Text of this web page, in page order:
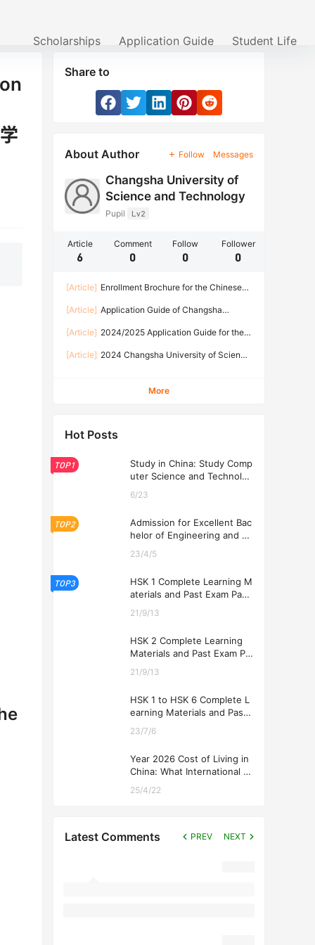
Scholarships Application Guide Student Life
Share to
About Author Follow Messages
Changsha University of
Science and Technology
Pupil Lv2
Article
6
Comment
0
Follow
0
Follower
0
[Article] Enrollment Brochure for the Chinese
Program at Changsha University of Science
and Technology for the Academic Year 2026-
[Article] Application Guide of Changsha
International Students in Autumn 2026
[Article] 2024/2025 Application Guide for the
Chinese Government Scholarship at Changsha
2024/2025学年中国政府奖学金“高水平研究
[Article] 2024 Changsha University of Science
Countries along the “the Belt and Road” 2024
More
Hot Posts
TOP1
Study in China: Study Comp
uter Science and Technolog
6/23
TOP2
Admission for Excellent Bac
helor of Engineering and Ec
2026
23/4/5
TOP3
HSK 1 Complete Learning M
aterials and Past Exam Pape
21/9/13
HSK 2 Complete Learning
Materials and Past Exam Pa
21/9/13
HSK 1 to HSK 6 Complete L
earning Materials and Past
ng
23/7/6
Year 2026 Cost of Living in
China: What International St
25/4/22
Latest Comments PREV NEXT